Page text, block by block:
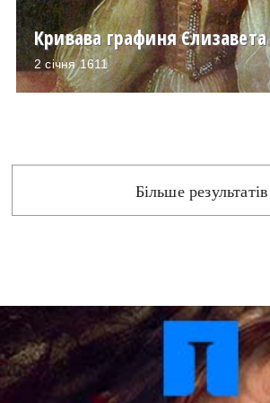
Архітектура і будівництво
Битви і війни
Катастрофи
Наука, освіта і техніка
Особистості
Розваги і дозвілля
Спорт
Чудеса світу
Античні
Нова
Наш
Кривава графиня Єлизавета
2 січня 1611
Більше результатів